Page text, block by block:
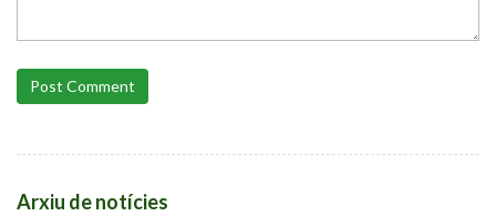
Post Comment
Arxiu de notícies